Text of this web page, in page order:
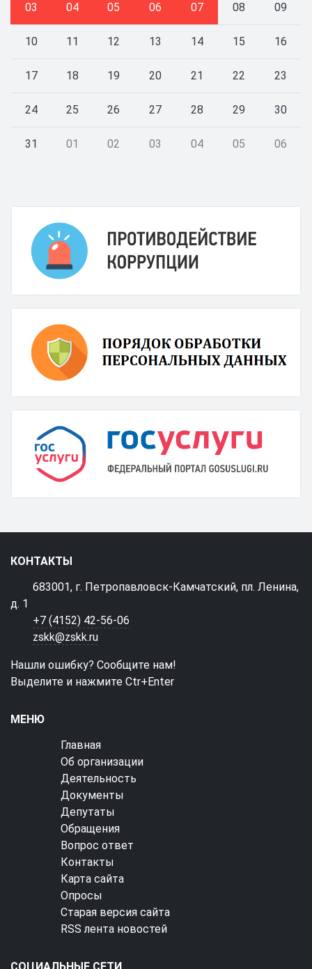
03 04 05 06 07 08 09
10 11 12 13 14 15 16
17 18 19 20 21 22 23
24 25 26 27 28 29 30
31 01 02 03 04 05 06
КОНТАКТЫ
683001, г. Петропавловск-Камчатский, пл. Ленина,
д. 1
+7 (4152) 42-56-06
zskk@zskk.ru
Нашли ошибку? Сообщите нам!
Выделите и нажмите Ctr+Enter
МЕНЮ
Главная
Об организации
Деятельность
Документы
Депутаты
Обращения
Вопрос ответ
Контакты
Карта сайта
Опросы
Старая версия сайта
RSS лента новостей